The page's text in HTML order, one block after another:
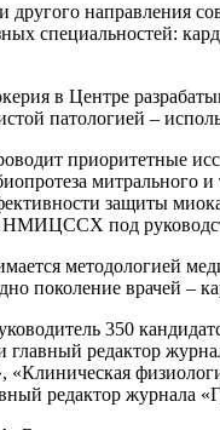
другого направления
специальностей:
в Центре
патологией –
приоритетные
митрального
защиты
НМИЦССХ под
методологией
поколение врачей –
350
главный редактор
«Клиническая
редактор журнала